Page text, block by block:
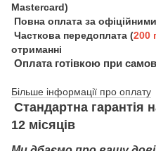
Mastercard)
Повна оплата за
Часткова передоплата (200
отриманні
Оплата готівкою при
Більше інформації про оплату
Стандартна гарантія
12 місяців